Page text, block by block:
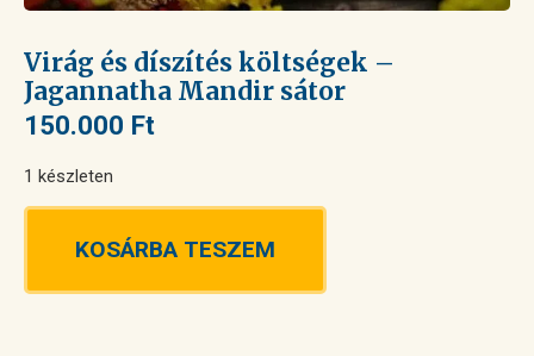
Virág és díszítés költségek –
Jagannatha Mandir sátor
150.000 Ft
1 készleten
KOSÁRBA TESZEM